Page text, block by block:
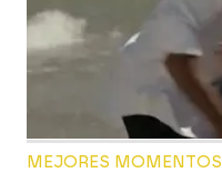
MEJORES MOMENTOS